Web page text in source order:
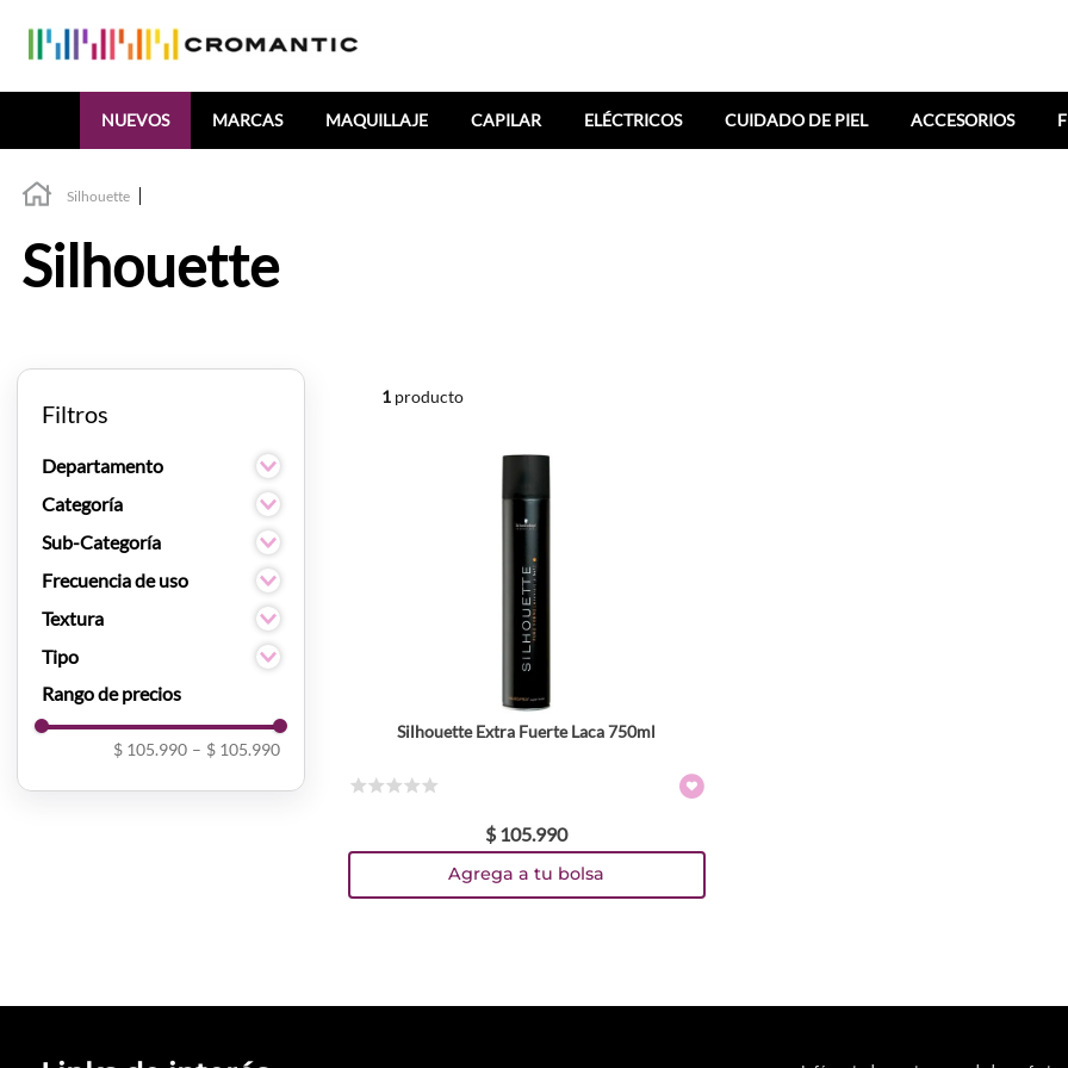
NUEVOS MARCAS MAQUILLAJE CAPILAR ELÉCTRICOS CUIDADO DE PIEL ACCESORIOS
Silhouette
Silhouette
Filtros
Departamento
Capilar
Categoría
Styling
Sub-Categoría
Laca
Frecuencia de uso
Diario
Textura
Spray
Tipo
Laca
$ 105.990 – $ 105.990
1 producto
Silhouette Extra Fuerte Laca 750ml
$ 105.990
Agrega a tu bolsa